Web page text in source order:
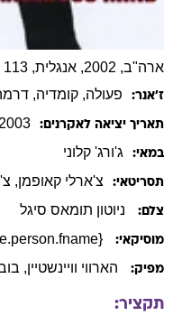
ארה"ב, 2002, אנגלית, 113 דקות
ז׳אנר: פעולה, קומדיה,
תאריך יציאה לאקרנים: 2003
במאי: ג'ורג' קלוני
תסריטאי: צ'ארלי קאופמן,
צלם: ניוטון תומאס סיגל
מוסיקאי: {e.person.fname} {e.person.lname}
מפיק: הארווי וויינשטיין, בוב
תקציר: